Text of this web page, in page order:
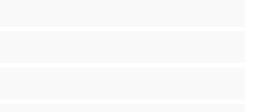
用目的の通知、開示、内容の訂正・追加・
せ窓口に申し出ることができます。その